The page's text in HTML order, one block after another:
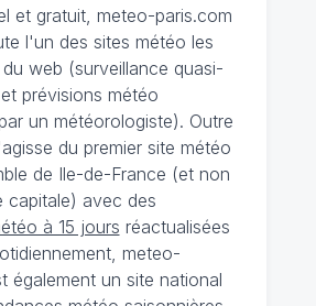
et gratuit, meteo-paris.com
l'un des sites météo les
web (surveillance quasi-
prévisions météo
un météorologiste). Outre
du premier site météo
de Ile-de-France (et non
capitale) avec des
à 15 jours réactualisées
meteo-
également un site national